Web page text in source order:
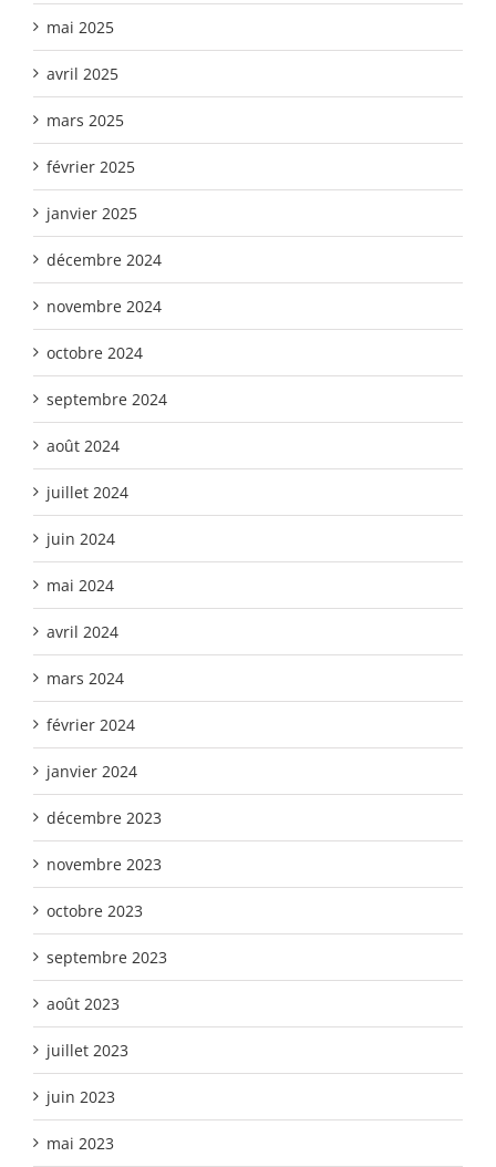
mai 2025
avril 2025
mars 2025
février 2025
janvier 2025
décembre 2024
novembre 2024
octobre 2024
septembre 2024
août 2024
juillet 2024
juin 2024
mai 2024
avril 2024
mars 2024
février 2024
janvier 2024
décembre 2023
novembre 2023
octobre 2023
septembre 2023
août 2023
juillet 2023
juin 2023
mai 2023